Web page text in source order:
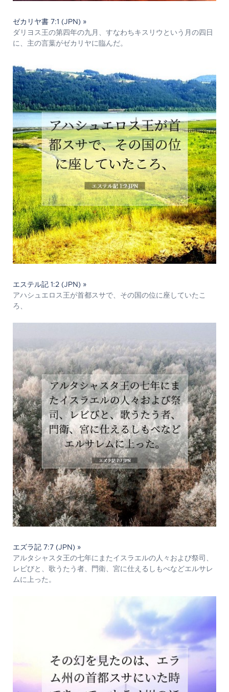
ゼカリヤ書 7:1 (JPN) »
ダリヨス王の第四年の九月、すなわちキスリウという月の四日
に、主の言葉がゼカリヤに臨んだ。
エステル記 1:2 (JPN) »
アハシュエロス王が首都スサで、その国の位に座していたこ
ろ、
エズラ記 7:7 (JPN) »
アルタシャスタ王の七年にまたイスラエルの人々および祭司、
レビびと、歌うたう者、門衛、宮に仕えるしもべなどエルサレ
ムに上った。